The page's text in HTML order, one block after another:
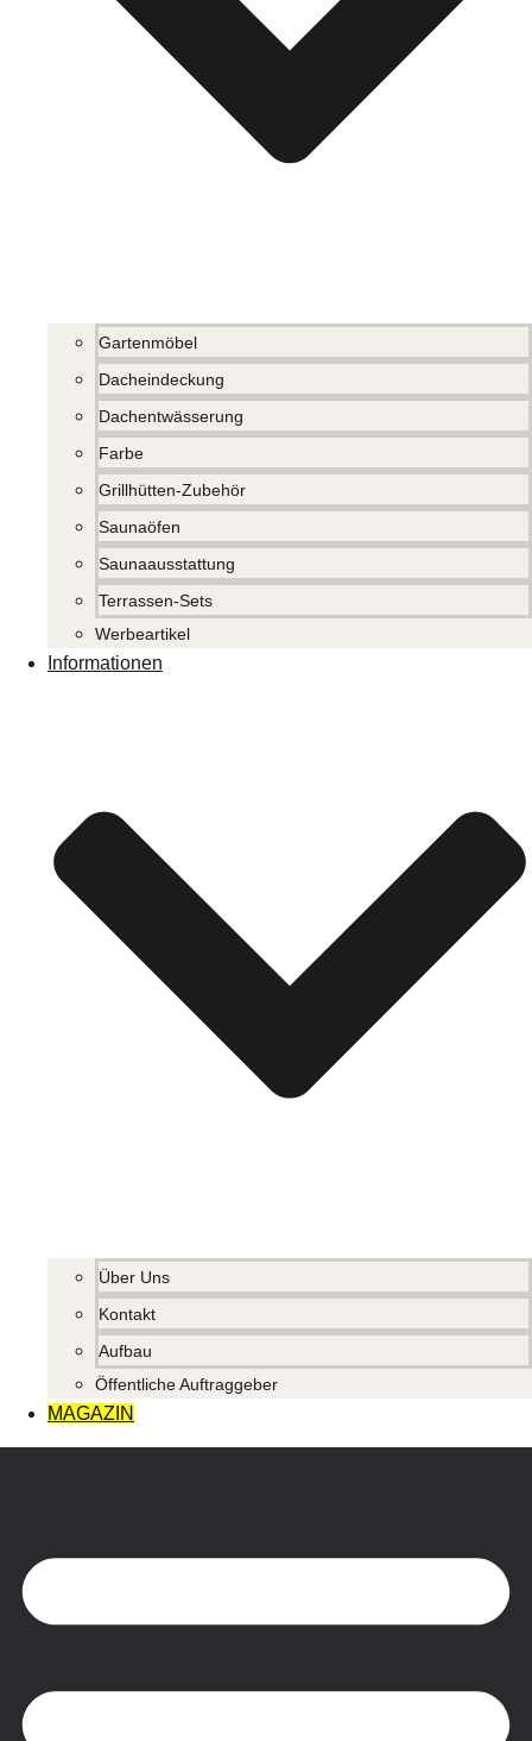
Gartenmöbel
Dacheindeckung
Dachentwässerung
Farbe
Grillhütten-Zubehör
Saunaöfen
Saunaausstattung
Terrassen-Sets
Werbeartikel
Informationen
Über Uns
Kontakt
Aufbau
Öffentliche Auftraggeber
MAGAZIN